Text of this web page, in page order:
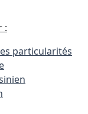
:
particularités